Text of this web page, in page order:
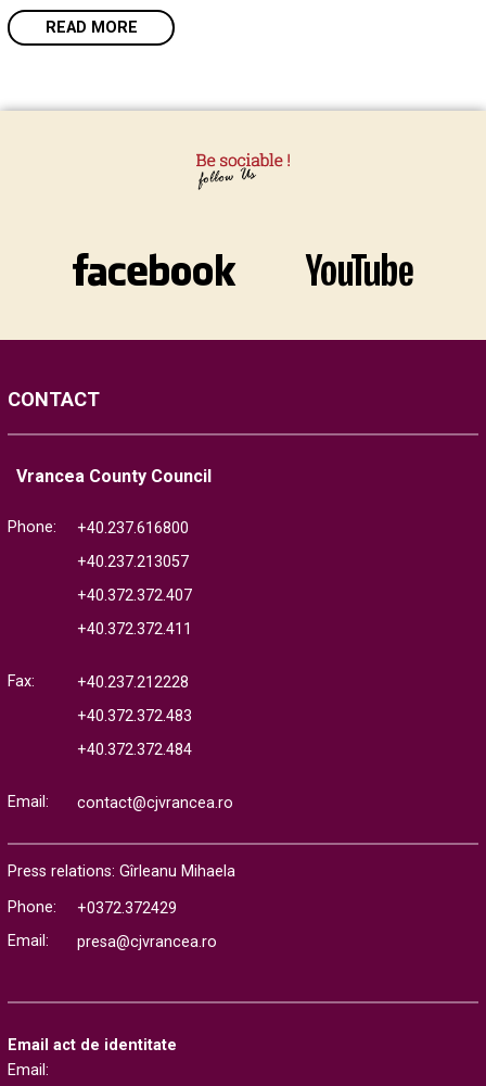
READ MORE
CONTACT
Vrancea County Council
Phone:
+40.237.616800
+40.237.213057
+40.372.372.407
+40.372.372.411
Fax:
+40.237.212228
+40.372.372.483
+40.372.372.484
Email: contact@cjvrancea.ro
Press relations: Gîrleanu Mihaela
Phone:
+0372.372429
Email:
presa@cjvrancea.ro
Email act de identitate
Email: